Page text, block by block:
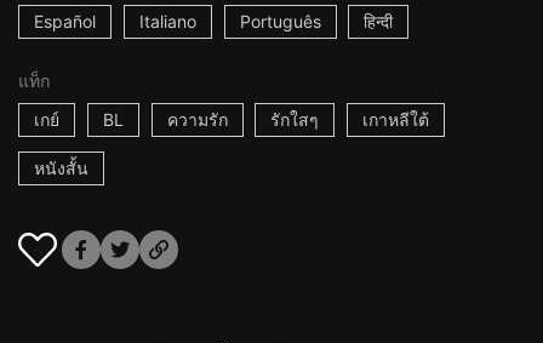
Español Italiano Português हिन्दी
แท็ก
เกย์
BL ความรัก รักใสๆ เกาหลีใต้
หนังสั้น